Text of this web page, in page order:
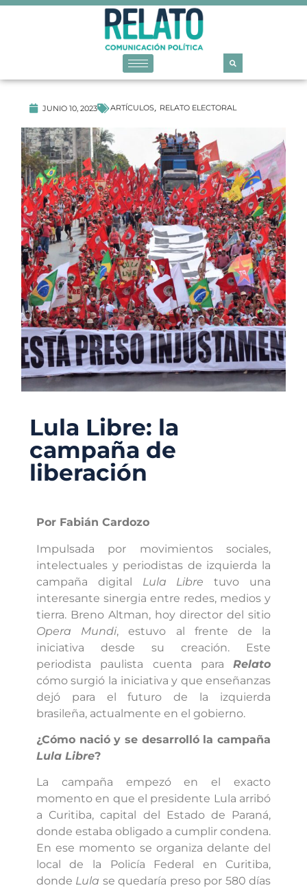
JUNIO 10, 2023 ARTÍCULOS, RELATO ELECTORAL
Lula Libre: la
campaña de
liberación
Por Fabián Cardozo
Impulsada por movimientos sociales,
intelectuales y periodistas de izquierda la
campaña digital Lula Libre tuvo una
interesante sinergia entre redes, medios y
tierra. Breno Altman, hoy director del sitio
Opera Mundi, estuvo al frente de la
iniciativa desde su creación. Este
periodista paulista cuenta paraRelato
cómo surgió la iniciativa y que enseñanzas
dejó para el futuro de la izquierda
brasileña, actualmente en el gobierno.
¿Cómo nació y se desarrolló la campaña
Lula Libre?
La campaña empezó en el exacto
momento en que el presidente Lula arribó
a Curitiba, capital del Estado de Paraná,
donde estaba obligado a cumplir condena.
En ese momento se organiza delante del
local de la Policía Federal en Curitiba,
donde Lula se quedaría preso por 580 días